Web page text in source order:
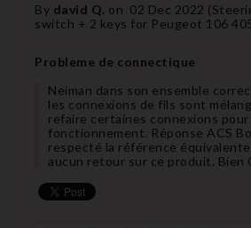
By david Q. on 02 Dec 2022 (
switch + 2 keys for Peugeot 106
Probleme de connectique
Neiman dans son ensemble
les connexions de fils sont
refaire certaines connexions pour
fonctionnement. Réponse ACS
respecté la référence
aucun retour sur ce produit. Bien